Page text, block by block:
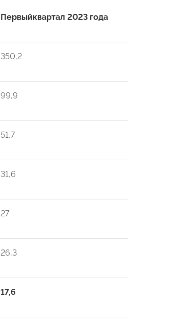
Первыйквартал 2023 года
350,2
99,9
51,7
31,6
27
26,3
17,6